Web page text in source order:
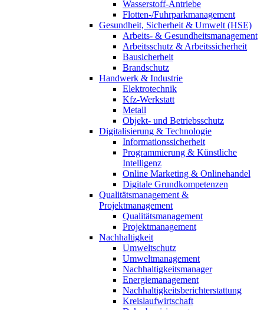
Wasserstoff-Antriebe
Flotten-/Fuhrparkmanagement
Gesundheit, Sicherheit & Umwelt (HSE)
Arbeits- & Gesundheitsmanagement
Arbeitsschutz & Arbeitssicherheit
Bausicherheit
Brandschutz
Handwerk & Industrie
Elektrotechnik
Kfz-Werkstatt
Metall
Objekt- und Betriebsschutz
Digitalisierung & Technologie
Informationssicherheit
Programmierung & Künstliche
Intelligenz
Online Marketing & Onlinehandel
Digitale Grundkompetenzen
Qualitätsmanagement &
Projektmanagement
Qualitätsmanagement
Projektmanagement
Nachhaltigkeit
Umweltschutz
Umweltmanagement
Nachhaltigkeitsmanager
Energiemanagement
Nachhaltigkeitsberichterstattung
Kreislaufwirtschaft